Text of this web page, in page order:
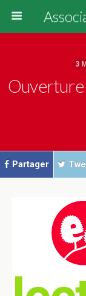
3
Ouverture
Partager